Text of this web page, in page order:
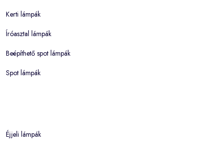
Kerti lámpák
Íróasztal lámpák
Beépíthető spot lámpák
Spot lámpák
Éjjeli lámpák